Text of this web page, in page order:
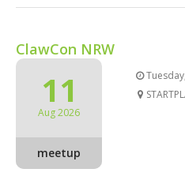
ClawCon NRW
11
Aug 2026
meetup